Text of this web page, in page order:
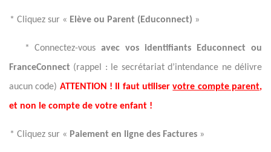
Cliquez sur « Elève ou Parent (Educonnect) »
* Connectez-vousavec vos identifiants Educonnect ou
FranceConnect (rappel : le secrétariat d’intendance ne délivre
aucun code) ATTENTION ! Il faut utiliservotre compte parent,
et non le compte de votre enfant !
Cliquez sur « Paiement en ligne des Factures »